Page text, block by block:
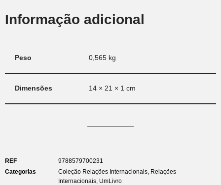
Informação adicional
Peso 0,565 kg
Dimensões 14 × 21 × 1 cm
REF
9788579700231
Categorias
Coleção Relações Internacionais, Relações
Internacionais, UmLivro